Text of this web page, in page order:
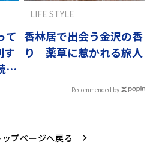
て
す
け
香林居で出会う金沢の香
り 薬草に惹かれる旅人
LIFE STYLE
Recommended by
プページへ戻る